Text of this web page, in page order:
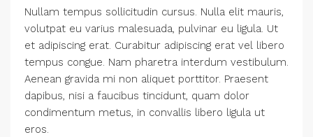
Nullam tempus sollicitudin cursus. Nulla elit mauris,
volutpat eu varius malesuada, pulvinar eu ligula. Ut
et adipiscing erat. Curabitur adipiscing erat vel libero
tempus congue. Nam pharetra interdum vestibulum.
Aenean gravida mi non aliquet porttitor. Praesent
dapibus, nisi a faucibus tincidunt, quam dolor
condimentum metus, in convallis libero ligula ut
eros.